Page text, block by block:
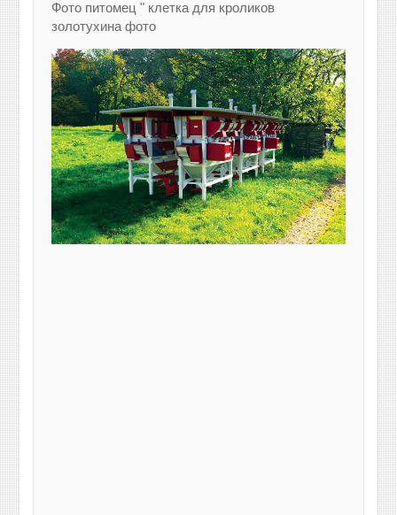
Фото питомец " клетка для кроликов
золотухина фото